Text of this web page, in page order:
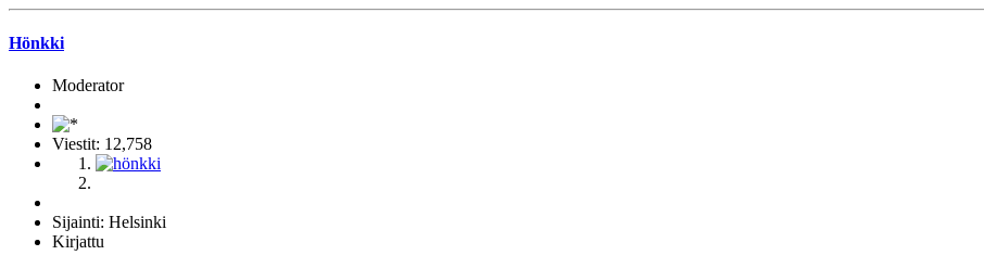
Hönkki
Moderator
Viestit: 12,758
Sijainti: Helsinki
Kirjattu